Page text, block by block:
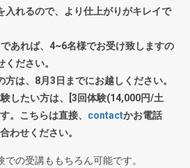
入れるので、より仕上がりがキレイで
あれば、4~6名様でお受け致しますの
ださい。
は、8月3日までにお越しください。
したい方は、[3回体験(14,000円/土
。こちらは直接、 contactかお電話
わせください。
の受講ももちろん可能です。